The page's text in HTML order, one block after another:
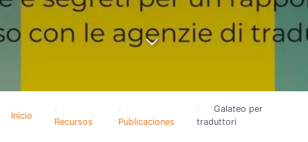
Inicio
Recursos Publicaciones
Galateo per
traduttori